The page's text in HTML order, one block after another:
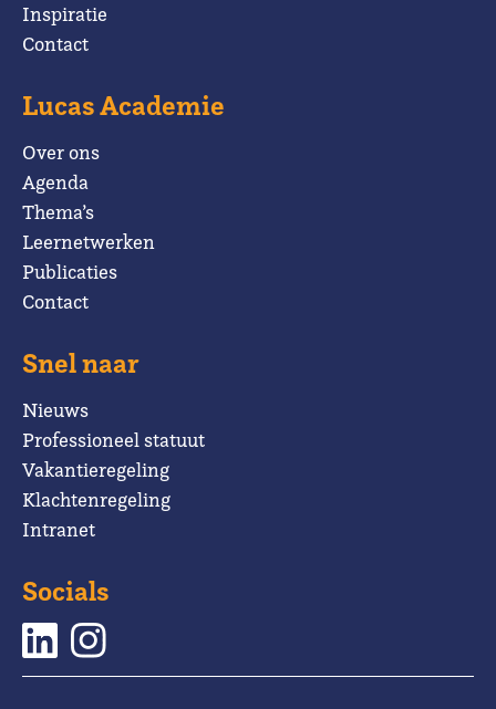
Inspiratie
Contact
Lucas Academie
Over ons
Agenda
Thema’s
Leernetwerken
Publicaties
Contact
Snel naar
Nieuws
Professioneel statuut
Vakantieregeling
Klachtenregeling
Intranet
Socials